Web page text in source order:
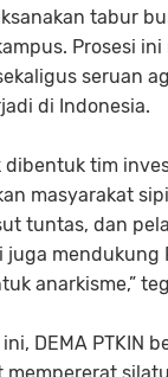
tabur
Prosesi
seruan
di Indonesia.
dibentuk tim
masyarakat
tuntas, dan
juga mendukung
anarkisme,”
DEMA PTKIN